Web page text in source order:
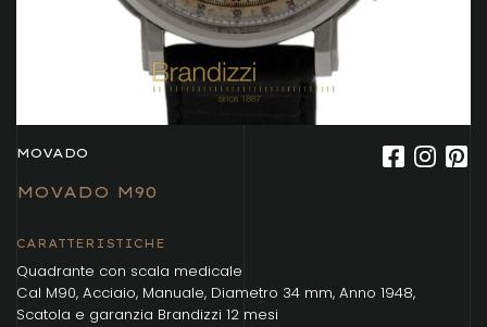
MOVADO
MOVADO M90
CARATTERISTICHE
Quadrante con scala medicale
Cal M90, Acciaio, Manuale, Diametro 34 mm, Anno 1948,
Scatola e garanzia Brandizzi 12 mesi